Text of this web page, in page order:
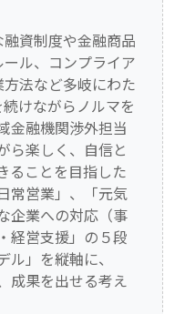
融資制度や金融商品
ル、コンプライア
方法など多岐にわた
続けながらノルマを
金融機関渉外担当
ら楽しく、自信と
ることを目指した
常営業」、「元気
企業への対応（事
経営支援」の５段
ル」を縦軸に、
成果を出せる考え